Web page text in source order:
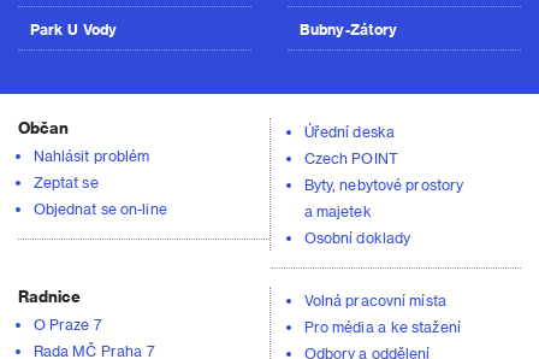
Park U Vody Bubny-Zátory
Občan
Nahlásit problém
Zeptat se
Objednat se on-line
Úřední deska
Czech POINT
Byty, nebytové prostory
a majetek
Osobní doklady
Radnice
O Praze 7
Rada MČ Praha 7
Volná pracovní místa
Pro média a ke stažení
Odbory a oddělení